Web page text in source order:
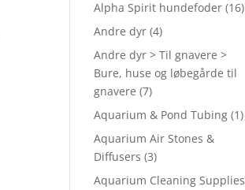
Alpha Spirit hundefoder (16)
Andre dyr (4)
Andre dyr > Til gnavere >
Bure, huse og løbegårde til
gnavere (7)
Aquarium & Pond Tubing (1)
Aquarium Air Stones &
Diffusers (3)
Aquarium Cleaning Supplies